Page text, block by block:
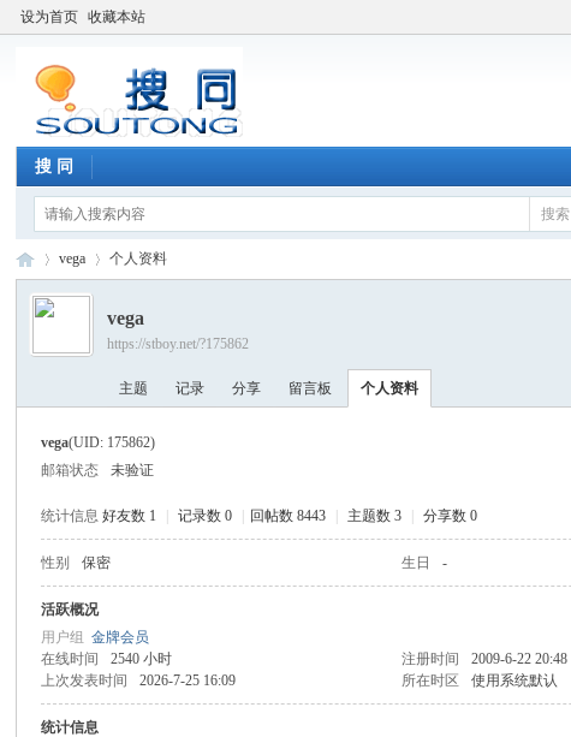
设为首页 收藏本站
搜 同
搜索
›
vega
›
个人资料
vega
https://stboy.net/?175862
主题 记录 分享 留言板 个人资料
vega(UID: 175862)
邮箱状态
未验证
统计信息 好友数 1 记录数 0 回帖数 8443 主题数 3 分享数 0
性别 保密 生日 -
活跃概况
用户组金牌会员
在线时间
2540 小时 注册时间 2009-6-22 20:48
上次发表时间
2026-7-25 16:09 所在时区 使用系统默认
统计信息